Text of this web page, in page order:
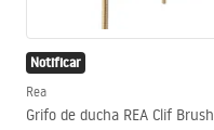
Notificar
Rea
Grifo de ducha REA Clif Brush